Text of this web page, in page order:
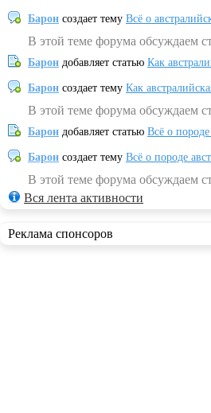
Барон создает тему Всё о
В этой теме форума обсуждаем
Барон добавляет статью Как
Барон создает тему Как
В этой теме форума обсуждаем
Барон добавляет статью Всё о породе
Барон создает тему Всё о породе
В этой теме форума обсуждаем
Вся лента активности
Реклама спонсоров